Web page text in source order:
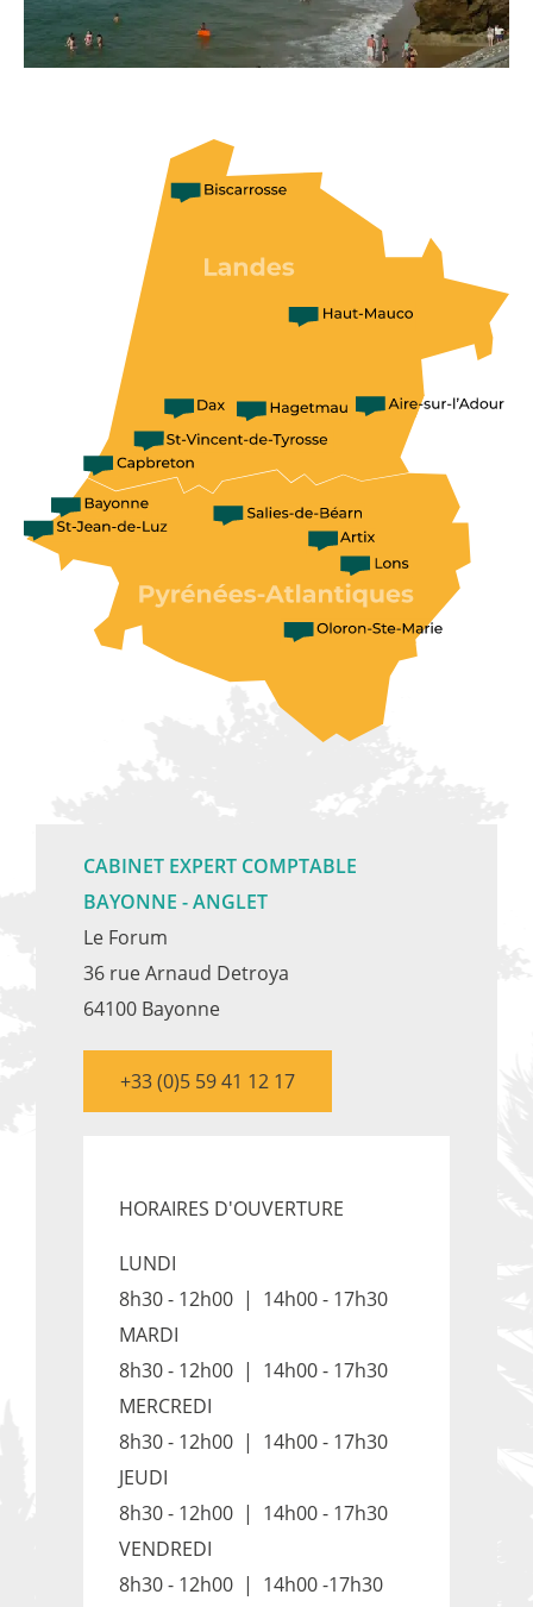
CABINET EXPERT COMPTABLE
BAYONNE - ANGLET
Le Forum
36 rue Arnaud Detroya
64100 Bayonne
+33 (0)5 59 41 12 17
HORAIRES D'OUVERTURE
LUNDI
8h30 - 12h00 | 14h00 - 17h30
MARDI
8h30 - 12h00 | 14h00 - 17h30
MERCREDI
8h30 - 12h00 | 14h00 - 17h30
JEUDI
8h30 - 12h00 | 14h00 - 17h30
VENDREDI
8h30 - 12h00 | 14h00 -17h30